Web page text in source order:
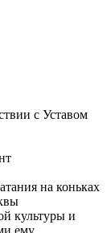
с Уставом
на коньках
культуры и